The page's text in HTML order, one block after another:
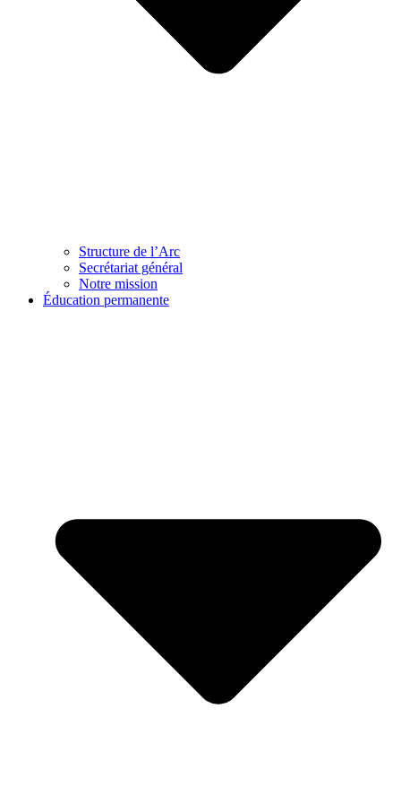
Structure de l’Arc
Secrétariat général
Notre mission
Éducation permanente